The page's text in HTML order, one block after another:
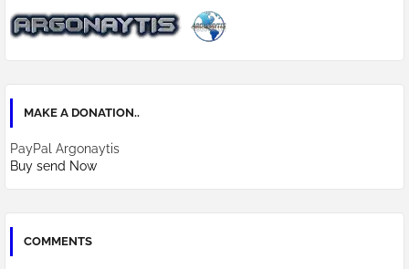
MAKE A DONATION..
PayPal Argonaytis
Buy send Now
COMMENTS